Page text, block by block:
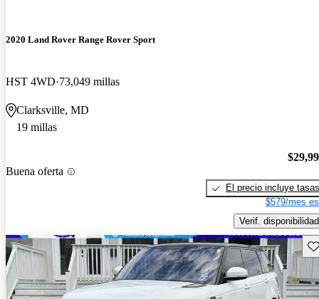
2020 Land Rover Range Rover Sport
HST 4WD 73,049 millas
Clarksville, MD
19 millas
Buena oferta
El precio incluye tasas
$579/mes
Verif. disponibilidad